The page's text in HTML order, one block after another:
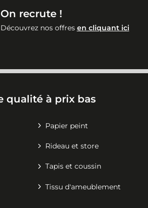
On recrute !
Découvrez nos offres en cliquant ici
qualité à prix bas
Papier peint
Rideau et store
Tapis et coussin
Tissu d'ameublement